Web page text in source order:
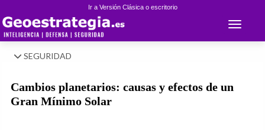
Ir a Versión Clásica o escritorio
Toggle
SEGURIDAD
Cambios planetarios: causas y efectos de un
Gran Mínimo Solar